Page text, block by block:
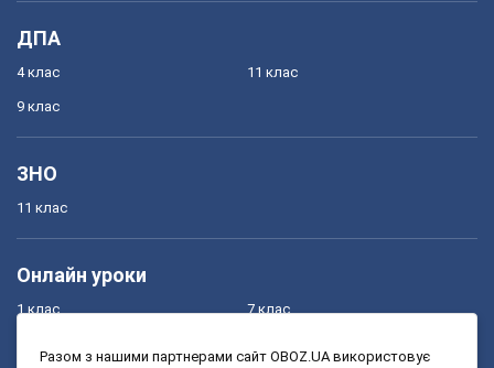
ДПА
4 клас
9 клас
11 клас
ЗНО
11 клас
Онлайн уроки
1 клас 7 клас
Разом з нашими партнерами сайт OBOZ.UA використовує